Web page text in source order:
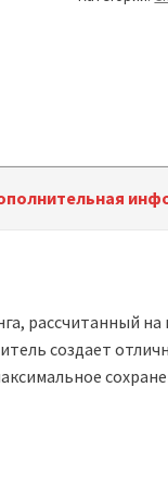
рассчитанный на
создает